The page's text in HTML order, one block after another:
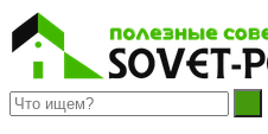
Полезные советы домохозяйкам